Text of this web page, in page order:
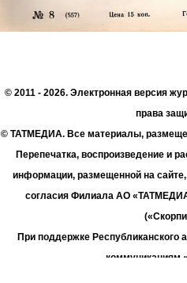
© 2011 - 2026. Электронная версия
права
© ТАТМЕДИА. Все материалы,
Перепечатка, воспроизведение и
информации, размещенной на
согласия Филиала АО
При поддержке Республиканского
коммуникациям